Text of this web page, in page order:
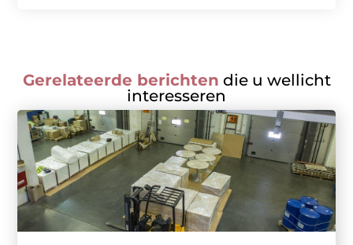
Gerelateerde berichten die u wellicht
interesseren